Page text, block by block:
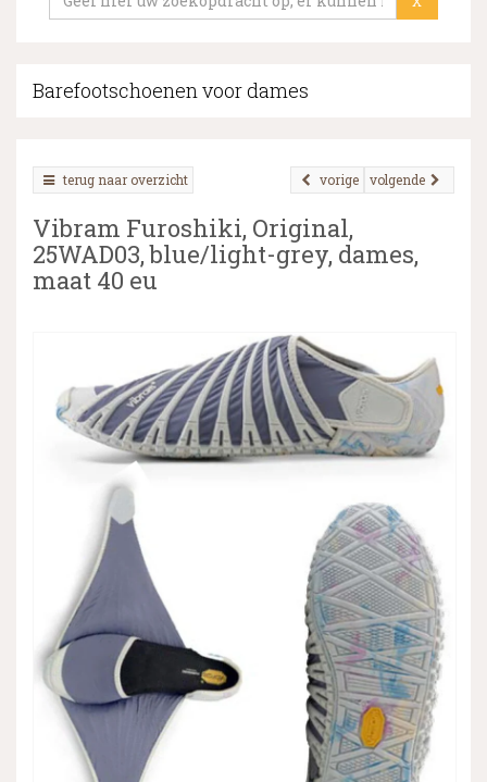
▼
Barefootschoenen voor dames
terug naar overzicht volgende
vorige
Vibram Furoshiki, Original,
25WAD03, blue/light-grey, dames,
maat 40 eu